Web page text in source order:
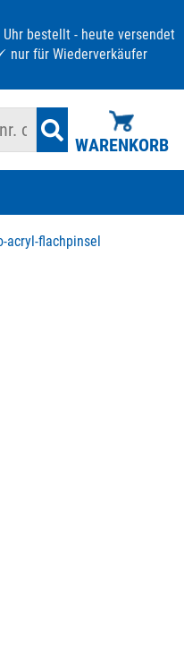
Uhr bestellt - heute versendet
nur für Wiederverkäufer
WARENKORB
acryl-flachpinsel